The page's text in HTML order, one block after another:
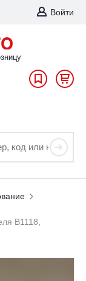
Войти
В1118,